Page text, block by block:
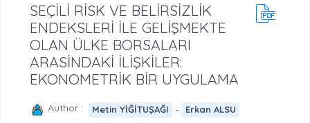
SEÇİLİ RİSK VE BELİRSİZLİK
ENDEKSLERİ İLE GELİŞMEKTE
OLAN ÜLKE BORSALARI
ARASİNDAKİ İLİŞKİLER:
EKONOMETRİK BİR UYGULAMA
Author : Metin YİĞİTUŞAĞI - Erkan ALSU